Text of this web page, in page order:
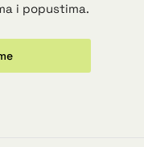
i popustima.